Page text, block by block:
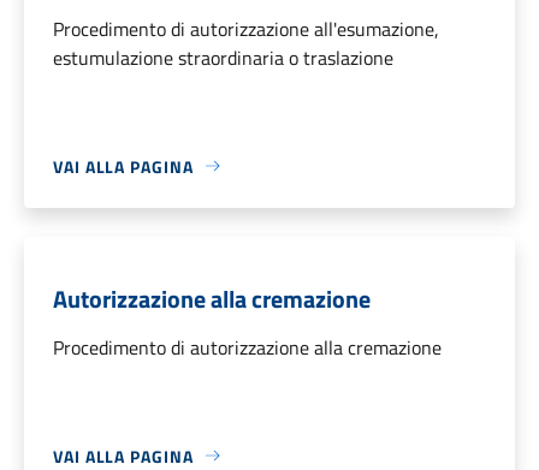
Procedimento di autorizzazione all'esumazione,
estumulazione straordinaria o traslazione
VAI ALLA PAGINA
Autorizzazione alla cremazione
Procedimento di autorizzazione alla cremazione
VAI ALLA PAGINA